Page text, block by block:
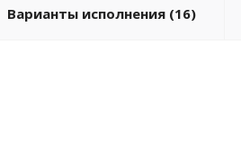
Варианты исполнения (16)